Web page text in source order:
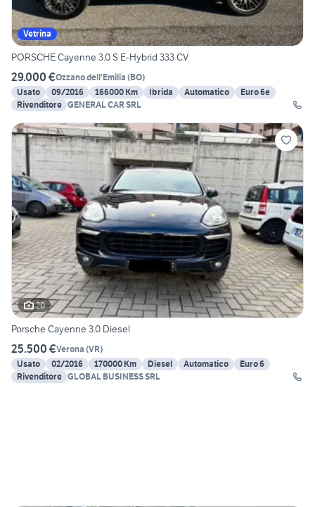
Vetrina
PORSCHE Cayenne 3.0 S E-Hybrid 333 CV
29.000 €Ozzano dell'Emilia (BO)
Usato
09/2016 166000 Km Ibrida Automatico
Euro 6e
Rivenditore GENERAL CAR SRL
20
Porsche Cayenne 3.0 Diesel
25.500 €Verona (VR)
Usato
02/2016 170000 Km Diesel Automatico
Euro 6
Rivenditore GLOBAL BUSINESS SRL